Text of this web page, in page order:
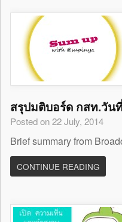
สรุปมติบอร์ด กสท.วัน
Posted on 22 July, 2014
Brief summary from
CONTINUE READING